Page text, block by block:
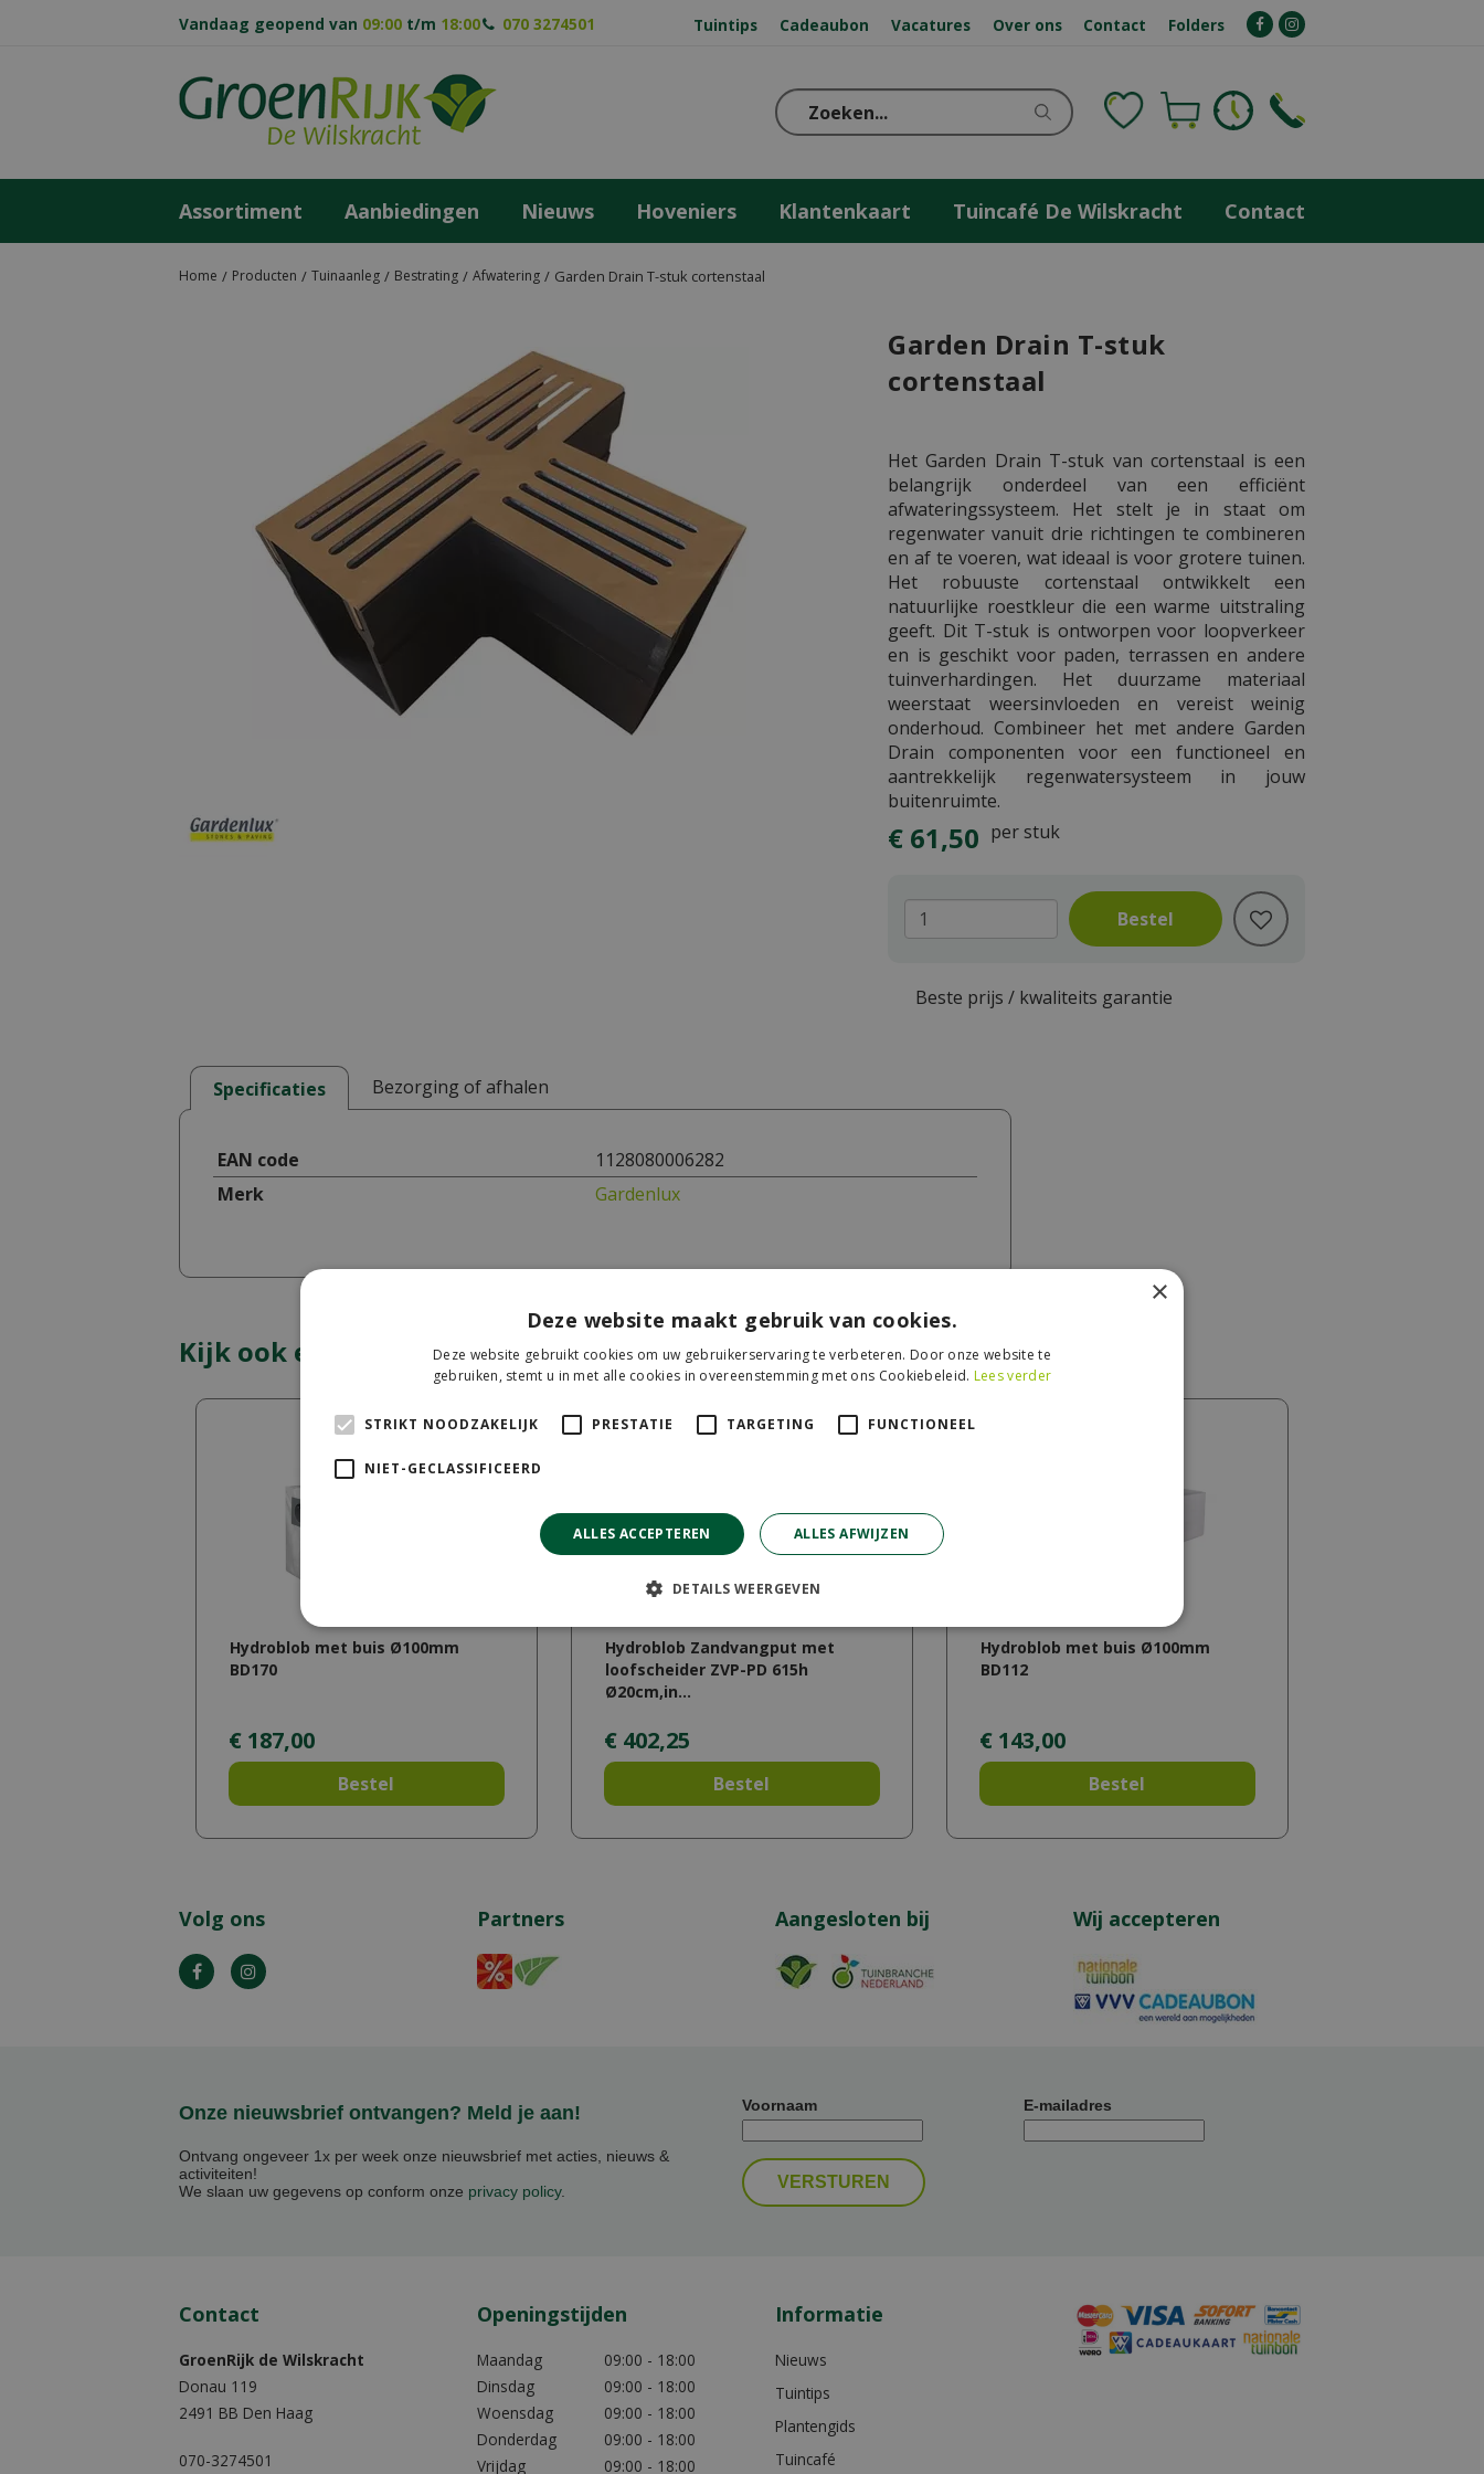
Home Producten Tuinaanleg Bestrating Afwatering Garden Drain T-stuk cortenstaal
Vandaag geopend van 09:00 t/m 18:00 070 3274501 Tuintips Cadeaubon Vacatures Over ons Contact Folders
Assortiment Aanbiedingen Nieuws Hoveniers Klantenkaart Tuincafé De Wilskracht Contact
Garden Drain T-stuk
cortenstaal
Het Garden Drain T-stuk van cortenstaal is een
belangrijk onderdeel van een efficiënt
afwateringssysteem. Het stelt je in staat om
regenwater vanuit drie richtingen te combineren
en af te voeren, wat ideaal is voor grotere tuinen.
Het robuuste cortenstaal ontwikkelt een
natuurlijke roestkleur die een warme uitstraling
geeft. Dit T-stuk is ontworpen voor loopverkeer
en is geschikt voor paden, terrassen en andere
tuinverhardingen. Het duurzame materiaal
weerstaat weersinvloeden en vereist weinig
onderhoud. Combineer het met andere Garden
Drain componenten voor een functioneel en
aantrekkelijk regenwatersysteem in jouw
buitenruimte.
€ 61,50 per stuk
Beste prijs / kwaliteits garantie
Specificaties Bezorging of afhalen
EAN code
1128080006282
Merk
Gardenlux
Kijk ook eens naar:
Hydroblob met buis Ø100mm
BD170
€ 187,00
Bestel
Hydroblob Zandvangput met
loofscheider ZVP-PD 615h
Ø20cm,in…
€ 402,25
Bestel
Hydroblob met buis Ø100mm
BD112
€ 143,00
Bestel
Volg ons Partners Aangesloten bij Wij accepteren
Onze nieuwsbrief ontvangen? Meld je aan!
Ontvang ongeveer 1x per week onze nieuwsbrief met acties, nieuws &
activiteiten!
We slaan uw gegevens op conform onze privacy policy.
Voornaam E-mailadres
Contact
GroenRijk de Wilskracht
Donau 119
2491 BB Den Haag
070-3274501
Openingstijden
Maandag
09:00 - 18:00
Dinsdag
09:00 - 18:00
Woensdag
09:00 - 18:00
Donderdag
09:00 - 18:00
Vrijdag
09:00 - 18:00
Informatie
Nieuws
Tuintips
Plantengids
Tuincafé
×
Deze website maakt gebruik van cookies.
Deze website gebruikt cookies om uw gebruikerservaring te verbeteren. Door onze website te
gebruiken, stemt u in met alle cookies in overeenstemming met ons Cookiebeleid. Lees verder
STRIKT NOODZAKELIJK PRESTATIE TARGETING FUNCTIONEEL
NIET-GECLASSIFICEERD
ALLES ACCEPTEREN ALLES AFWIJZEN
DETAILS WEERGEVEN